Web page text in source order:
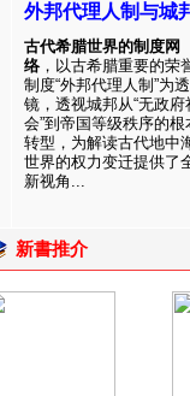
外邦代理人制与城
古代希腊世界的制度网
络 ，以古希腊重要的荣
制度“外邦代理人制”为透
镜，透视城邦从“无政府
会”到帝国等级秩序的根
转型，为解读古代地中
世界的权力变迁提供了
新视角...
新書推介